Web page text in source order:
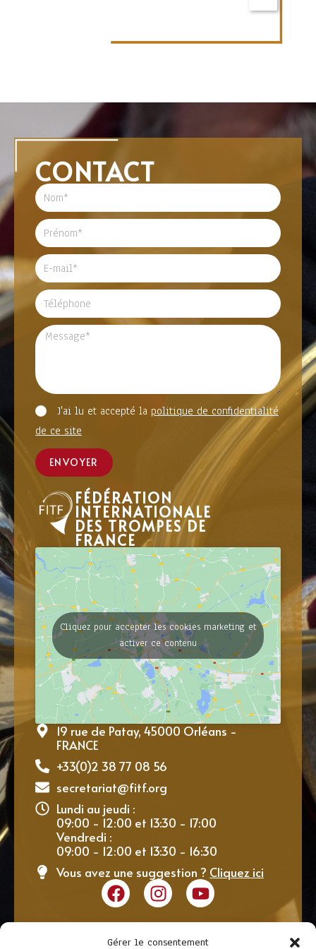
Gérer le consentement
CONTACT
J'ai lu et accepté la politique de confidentialité
de ce site
ENVOYER
FÉDÉRATION
INTERNATIONALE
DES TROMPES DE
FRANCE
Cliquez pour accepter les cookies marketing et
activer ce contenu
19 rue de Patay, 45000 Orléans -
FRANCE
+33(0)2 38 77 08 56
secretariat@fitf.org
Lundi au jeudi :
09:00 - 12:00 et 13:30 - 17:00
Vendredi :
09:00 - 12:00 et 13:30 - 16:30
Vous avez une suggestion ? Cliquez ici